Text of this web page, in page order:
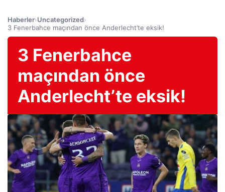
Haberler›Uncategorized›
3 Fenerbahce maçından önce Anderlecht’te eksik!
3 Fenerbahce
maçından önce
Anderlecht’te eksik!